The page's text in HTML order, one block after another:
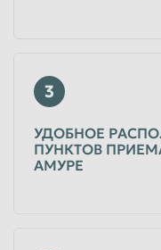
3
УДОБНОЕ
ПУНКТОВ
АМУРЕ